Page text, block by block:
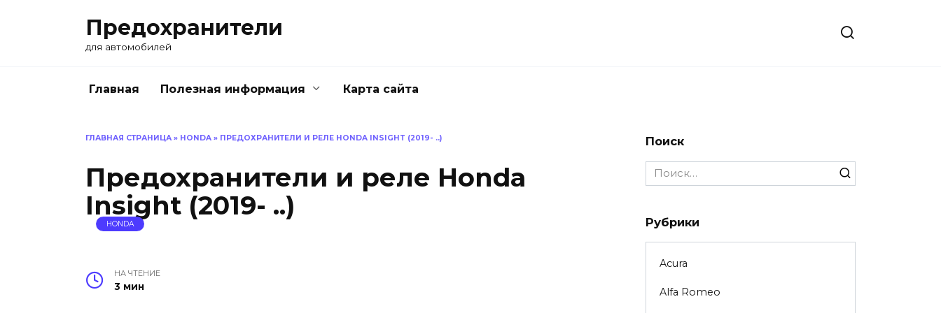
Предохранители
для автомобилей
Главная Полезная информация Карта сайта
ГЛАВНАЯ СТРАНИЦА » HONDA » ПРЕДОХРАНИТЕЛИ И РЕЛЕ HONDA INSIGHT (2019- ..)
Предохранители и реле Honda
Insight (2019- ..)
HONDA
НА ЧТЕНИЕ
3 мин
Поиск
Search
for:
Рубрики
Acura
Alfa Romeo